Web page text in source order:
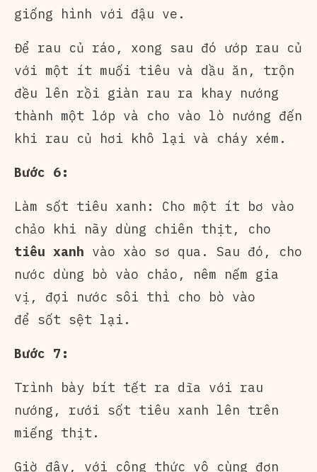
giống hình với đậu ve.
Để rau củ ráo, xong sau đó ướp rau củ
với một ít muối tiêu và dầu ăn, trộn
đều lên rồi giàn rau ra khay nướng
thành một lớp và cho vào lò nướng đến
khi rau củ hơi khô lại và cháy xém.
Bước 6:
Làm sốt tiêu xanh: Cho một ít bơ vào
chảo khi nãy dùng chiên thịt, cho
tiêu xanh vào xào sơ qua. Sau đó, cho
nước dùng bò vào chảo, nêm nếm gia
vị, đợi nước sôi thì cho bò vào
để sốt sệt lại.
Bước 7:
Trình bày bít tết ra dĩa với rau
nướng, rưới sốt tiêu xanh lên trên
miếng thịt.
Giờ đây, với công thức vô cùng đơn